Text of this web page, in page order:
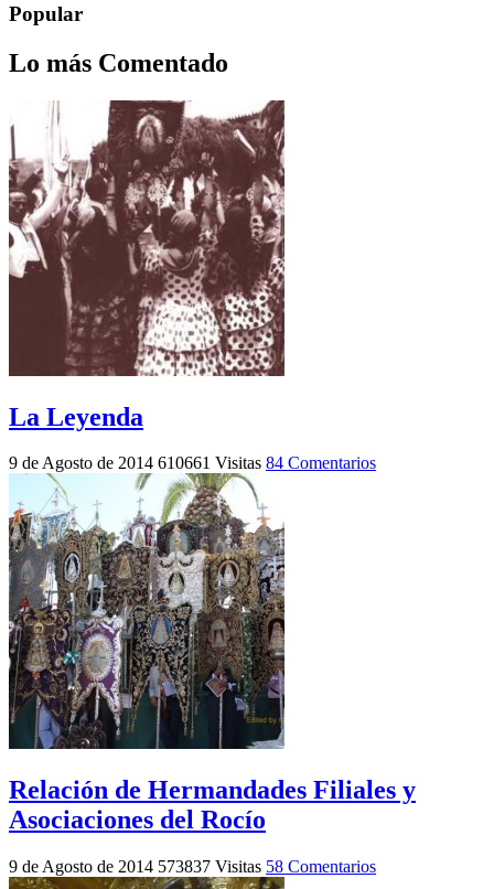
Popular
Lo más Comentado
La Leyenda
9 de Agosto de 2014 610661 Visitas 84 Comentarios
Relación de Hermandades Filiales y
Asociaciones del Rocío
9 de Agosto de 2014 573837 Visitas 58 Comentarios